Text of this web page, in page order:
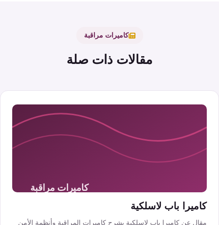
كاميرات مراقبة
مقالات ذات صلة
كاميرا باب لاسلكية
مقال عن كاميرا باب لاسلكية يشرح كاميرات المراقبة وأنظمة الأمن